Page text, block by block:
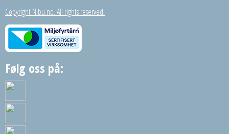
Copyright Nibu.no. All rights reserved.
Følg oss på: